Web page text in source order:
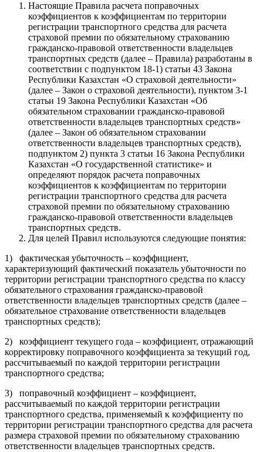
Настоящие Правила расчета поправочных
коэффициентов к коэффициентам по территории
регистрации транспортного средства для расчета
страховой премии по обязательному страхованию
гражданско-правовой ответственности владельцев
транспортных средств (далее – Правила) разработаны в
соответствии с подпунктом 18-1) статьи 43 Закона
Республики Казахстан «О страховой деятельности»
(далее – Закон о страховой деятельности), пунктом 3-1
статьи 19 Закона Республики Казахстан «Об
обязательном страховании гражданско-правовой
ответственности владельцев транспортных средств»
(далее – Закон об обязательном страховании
ответственности владельцев транспортных средств),
подпунктом 2) пункта 3 статьи 16 Закона Республики
Казахстан «О государственной статистике» и
определяют порядок расчета поправочных
коэффициентов к коэффициентам по территории
регистрации транспортного средства для расчета
страховой премии по обязательному страхованию
гражданско-правовой ответственности владельцев
транспортных средств.
Для целей Правил используются следующие понятия:
1) фактическая убыточность – коэффициент,
характеризующий фактический показатель убыточности по
территории регистрации транспортного средства по классу
обязательного страхования гражданско-правовой
ответственности владельцев транспортных средств (далее –
обязательное страхование ответственности владельцев
транспортных средств);
2) коэффициент текущего года – коэффициент, отражающий
корректировку поправочного коэффициента за текущий год,
рассчитываемый по каждой территории регистрации
транспортного средства;
3) поправочный коэффициент – коэффициент,
рассчитываемый по каждой территории регистрации
транспортного средства, применяемый к коэффициенту по
территории регистрации транспортного средства для расчета
размера страховой премии по обязательному страхованию
ответственности владельцев транспортных средств.